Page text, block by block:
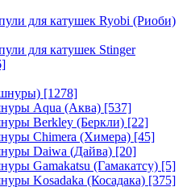
для катушек Ryobi (Риоби)
для катушек Stinger
[1278]
Aqua (Аква) [537]
Berkley (Беркли) [22]
Chimera (Химера) [45]
Daiwa (Дайва) [20]
Gamakatsu (Гамакатсу) [5]
Kosadaka (Косадака) [375]